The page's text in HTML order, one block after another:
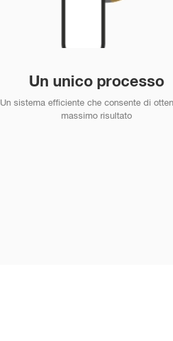
Un unico processo
Un sistema efficiente che consente di
massimo risultato